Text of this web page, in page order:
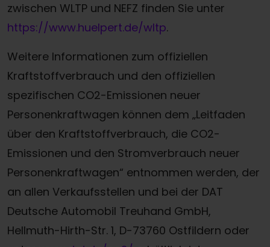
zwischen WLTP und NEFZ finden Sie unter
https://www.huelpert.de/wltp.
Weitere Informationen zum offiziellen
Kraftstoffverbrauch und den offiziellen
spezifischen CO2-Emissionen neuer
Personenkraftwagen können dem „Leitfaden
über den Kraftstoffverbrauch, die CO2-
Emissionen und den Stromverbrauch neuer
Personenkraftwagen“ entnommen werden, der
an allen Verkaufsstellen und bei der DAT
Deutsche Automobil Treuhand GmbH,
Hellmuth-Hirth-Str. 1, D-73760 Ostfildern oder